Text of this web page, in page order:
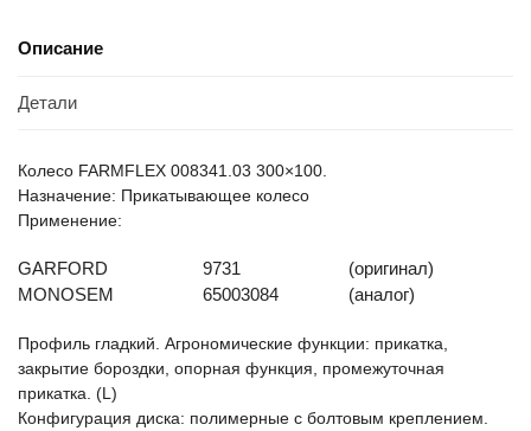
Описание
Детали
Колесо FARMFLEX 008341.03 300×100.
Назначение: Прикатывающее колесо
Применение:
GARFORD 9731
(оригинал)
MONOSEM
65003084 (аналог)
Профиль гладкий. Агрономические функции: прикатка,
закрытие бороздки, опорная функция, промежуточная
прикатка. (L)
Конфигурация диска: полимерные с болтовым креплением.